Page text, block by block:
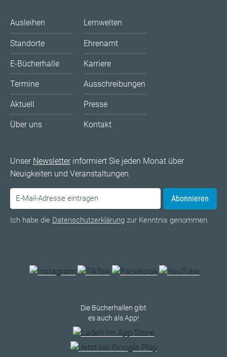
Ausleihen
Standorte
E-Bücherhalle
Termine
Aktuell
Über uns
Lernwelten
Ehrenamt
Karriere
Ausschreibungen
Presse
Kontakt
Unser Newsletterinformiert Sie jeden Monat über
Neuigkeiten und Veranstaltungen.
Abonnieren
Ich habe die Datenschutzerklärung zur Kenntnis genommen.
Die Bücherhallen gibt
es auch als App!